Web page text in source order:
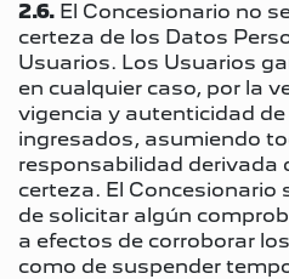
2.6. El Concesionario no
certeza de los Datos
Usuarios. Los Usuarios
en cualquier caso, por la
vigencia y autenticidad
ingresados, asumiendo
responsabilidad derivada
certeza. El Concesionario
de solicitar algún
a efectos de corroborar
como de suspender